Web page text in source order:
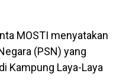
MOSTI menyatakan
(PSN) yang
Kampung Laya-Laya